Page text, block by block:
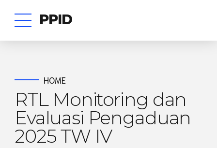
PPID
HOME
RTL Monitoring dan
Evaluasi Pengaduan
2025 TW IV